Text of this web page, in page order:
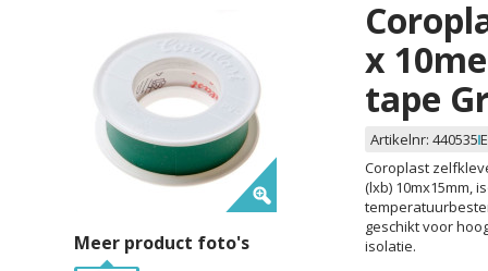
x
tape
Artikelnr: 440535
Coroplast
(lxb) 10mx15mm,
geschikt voor
isolatie.
Meer product foto's